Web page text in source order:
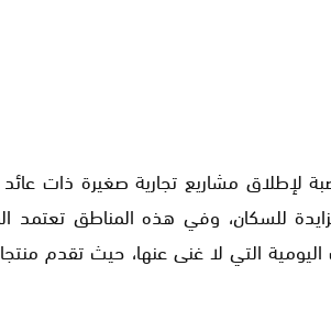
لإطلاق مشاريع تجارية صغيرة ذات
للسكان، وفي هذه المناطق تعتمد
اليومية التي لا غنى عنها، حيث تقدم